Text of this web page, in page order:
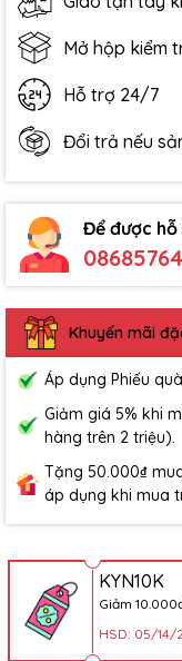
Mở hộp kiểm
Hỗ trợ 24/7
Đổi trả nếu
Để được
Khuyến mãi
Áp dụng Phiếu
Giảm giá 5% khi
hàng trên 2 triệu).
Tặng 50.000₫
áp dụng khi mua
KYN10K
Giảm
HSD: 05/14/